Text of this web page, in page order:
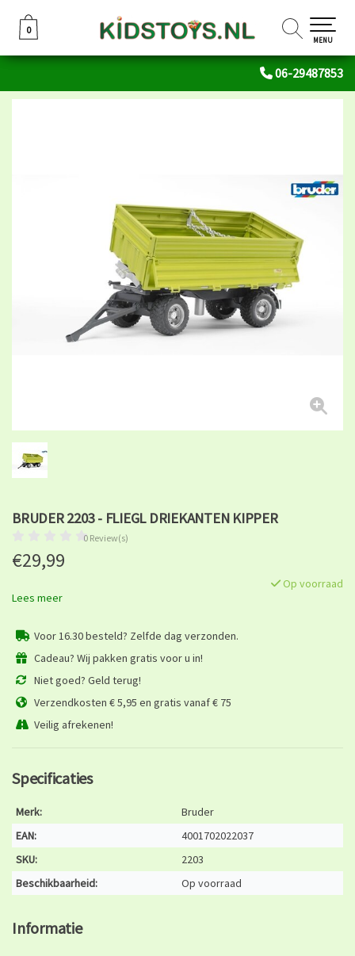
06-29487853
0
0
MENU
BRUDER 2203 - FLIEGL DRIEKANTEN KIPPER
0 Review(s)
€29,99
Op voorraad
Lees meer
Voor 16.30 besteld? Zelfde dag verzonden.
Cadeau? Wij pakken gratis voor u in!
Niet goed? Geld terug!
Verzendkosten € 5,95 en gratis vanaf € 75
Veilig afrekenen!
Specificaties
Merk:
Bruder
EAN:
4001702022037
SKU:
2203
Beschikbaarheid:
Op voorraad
Informatie